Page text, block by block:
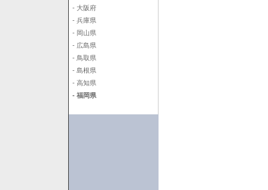
- 大阪府
- 兵庫県
- 岡山県
- 広島県
- 鳥取県
- 島根県
- 高知県
- 福岡県